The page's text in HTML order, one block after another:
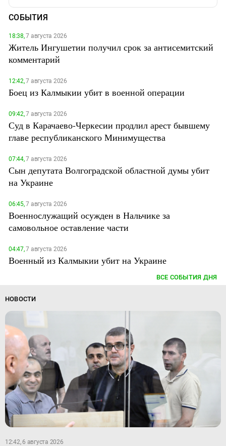
СОБЫТИЯ
18:38,7 августа 2026
Житель Ингушетии получил срок за антисемитский
комментарий
12:42,7 августа 2026
Боец из Калмыкии убит в военной операции
09:42,7 августа 2026
Суд в Карачаево-Черкесии продлил арест бывшему
главе республиканского Минимущества
07:44,7 августа 2026
Сын депутата Волгоградской областной думы убит
на Украине
06:45,7 августа 2026
Военнослужащий осужден в Нальчике за
самовольное оставление части
04:47,7 августа 2026
Военный из Калмыкии убит на Украине
ВСЕ СОБЫТИЯ ДНЯ
НОВОСТИ
12:42, 6 августа 2026